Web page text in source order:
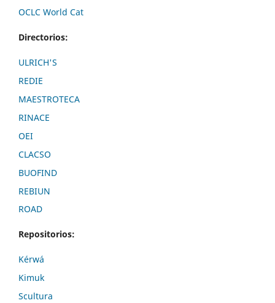
OCLC World Cat
Directorios:
ULRICH'S
REDIE
MAESTROTECA
RINACE
OEI
CLACSO
BUOFIND
REBIUN
ROAD
Repositorios:
Kérwá
Kimuk
Scultura